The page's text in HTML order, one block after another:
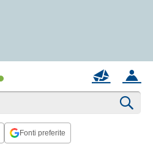
ACCOUNT
MAIL
Fonti preferite